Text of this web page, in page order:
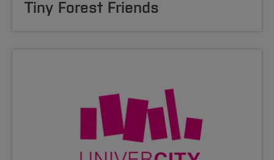
Tiny Forest Friends